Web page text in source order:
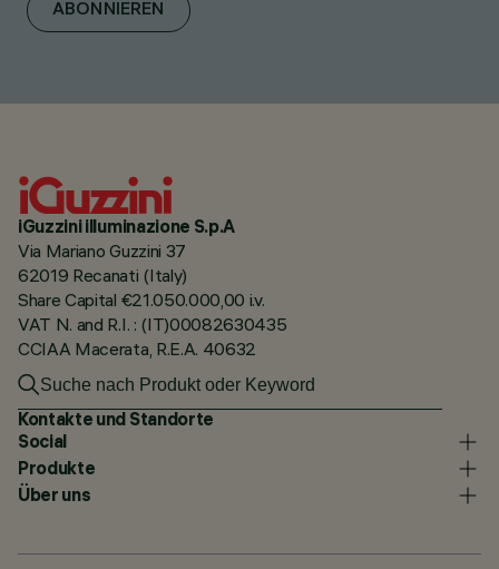
ABONNIEREN
iGuzzini illuminazione S.p.A
Via Mariano Guzzini 37
62019 Recanati (Italy)
Share Capital €21.050.000,00 i.v.
VAT N. and R.I. : (IT)00082630435
CCIAA Macerata, R.E.A. 40632
Kontakte und Standorte
Social
Produkte
Über uns